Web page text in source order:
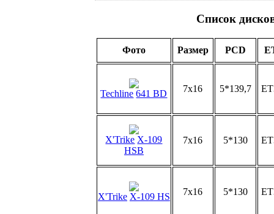
Список
Фото Размер PCD
Techline 641 BD 7x16 5*139,7
X'Trike X-109
HSB
7x16 5*130
X'Trike X-109 HS 7x16 5*130